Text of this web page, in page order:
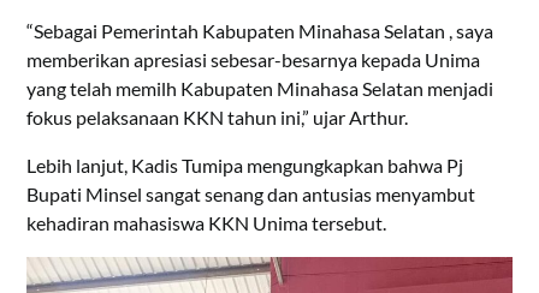
“Sebagai Pemerintah Kabupaten Minahasa Selatan , saya
memberikan apresiasi sebesar-besarnya kepada Unima
yang telah memilh Kabupaten Minahasa Selatan menjadi
fokus pelaksanaan KKN tahun ini,” ujar Arthur.
Lebih lanjut, Kadis Tumipa mengungkapkan bahwa Pj
Bupati Minsel sangat senang dan antusias menyambut
kehadiran mahasiswa KKN Unima tersebut.